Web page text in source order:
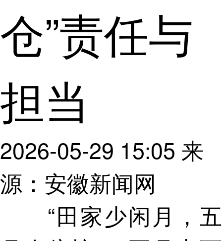
仓”责任与
担当
2026-05-29 15:05 来
源：安徽新闻网
“田家少闲月，五